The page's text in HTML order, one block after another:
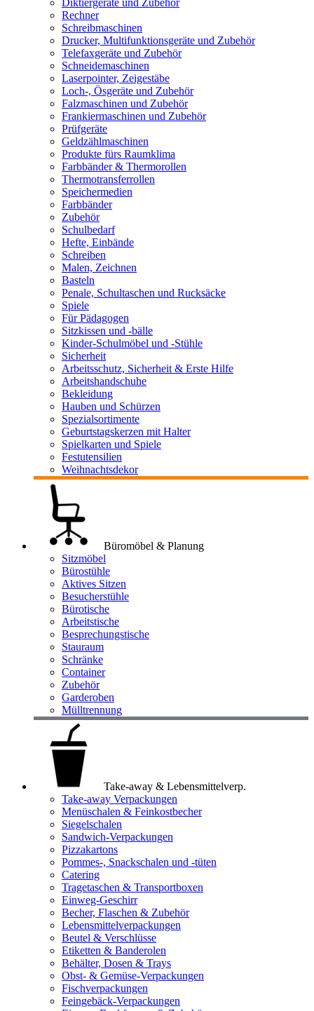
Diktiergeräte und Zubehör
Rechner
Schreibmaschinen
Drucker, Multifunktionsgeräte und Zubehör
Telefaxgeräte und Zubehör
Schneidemaschinen
Laserpointer, Zeigestäbe
Loch-, Ösgeräte und Zubehör
Falzmaschinen und Zubehör
Frankiermaschinen und Zubehör
Prüfgeräte
Geldzählmaschinen
Produkte fürs Raumklima
Farbbänder & Thermorollen
Thermotransferrollen
Speichermedien
Farbbänder
Zubehör
Schulbedarf
Hefte, Einbände
Schreiben
Malen, Zeichnen
Basteln
Penale, Schultaschen und Rucksäcke
Spiele
Für Pädagogen
Sitzkissen und -bälle
Kinder-Schulmöbel und -Stühle
Sicherheit
Arbeitsschutz, Sicherheit & Erste Hilfe
Arbeitshandschuhe
Bekleidung
Hauben und Schürzen
Spezialsortimente
Geburtstagskerzen mit Halter
Spielkarten und Spiele
Festutensilien
Weihnachtsdekor
Büromöbel & Planung
Sitzmöbel
Bürostühle
Aktives Sitzen
Besucherstühle
Bürotische
Arbeitstische
Besprechungstische
Stauraum
Schränke
Container
Zubehör
Garderoben
Mülltrennung
Take-away & Lebensmittelverp.
Take-away Verpackungen
Menüschalen & Feinkostbecher
Siegelschalen
Sandwich-Verpackungen
Pizzakartons
Pommes-, Snackschalen und -tüten
Catering
Tragetaschen & Transportboxen
Einweg-Geschirr
Becher, Flaschen & Zubehör
Lebensmittelverpackungen
Beutel & Verschlüsse
Etiketten & Banderolen
Behälter, Dosen & Trays
Obst- & Gemüse-Verpackungen
Fischverpackungen
Feingebäck-Verpackungen